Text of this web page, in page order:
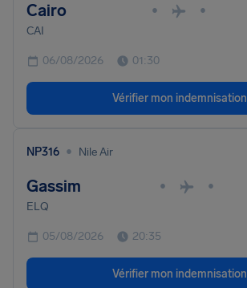
Cairo • •
CAI
06/08/2026 01:30
Vérifier mon indemnisation
NP316 • Nile Air
Gassim • •
ELQ
05/08/2026 20:35
Vérifier mon indemnisation